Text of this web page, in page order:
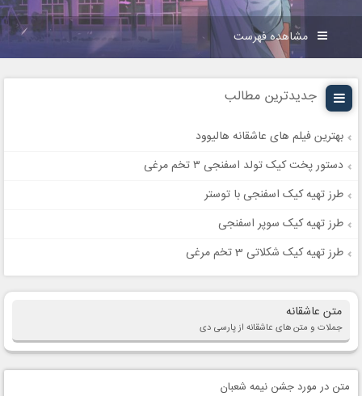
مشاهده فهرست
جدیدترین مطالب
بهترین فیلم های عاشقانه هالیوود
دستور پخت کیک تولد اسفنجی ۳ تخم مرغی
طرز تهیه کیک اسفنجی با توستر
طرز تهیه کیک سوپر اسفنجی
طرز تهیه کیک شکلاتی 3 تخم مرغی
متن عاشقانه
جملات و متن های عاشقانه از پارسی دی
متن در مورد جشن نیمه شعبان